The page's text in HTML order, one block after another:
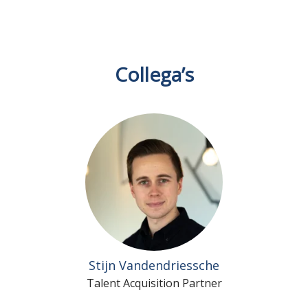
Collega’s
Stijn Vandendriessche
Talent Acquisition Partner